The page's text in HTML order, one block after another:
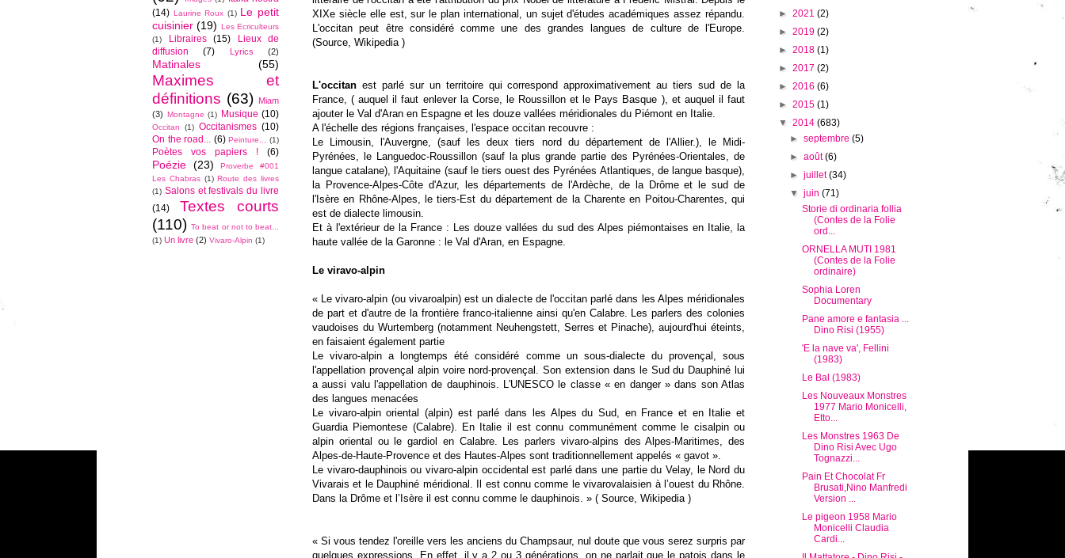
XIXe siècle elle est, sur le plan international, un sujet d'études académiques assez répandu.
L'occitan peut être considéré comme une des grandes langues de culture de l'Europe.
(Source, Wikipedia )
L'occitan est parlé sur un territoire qui correspond approximativement au tiers sud de la
France, ( auquel il faut enlever la Corse, le Roussillon et le Pays Basque ), et auquel il faut
ajouter le Val d'Aran en Espagne et les douze vallées méridionales du Piémont en Italie.
A l'échelle des régions françaises, l'espace occitan recouvre :
Le Limousin, l'Auvergne, (sauf les deux tiers nord du département de l'Allier.), le Midi-
Pyrénées, le Languedoc-Roussillon (sauf la plus grande partie des Pyrénées-Orientales, de
langue catalane), l'Aquitaine (sauf le tiers ouest des Pyrénées Atlantiques, de langue basque),
la Provence-Alpes-Côte d'Azur, les départements de l'Ardèche, de la Drôme et le sud de
l'Isère en Rhône-Alpes, le tiers-Est du département de la Charente en Poitou-Charentes, qui
est de dialecte limousin.
Et à l'extérieur de la France : Les douze vallées du sud des Alpes piémontaises en Italie, la
haute vallée de la Garonne : le Val d'Aran, en Espagne.
Le viravo-alpin
« Le vivaro-alpin (ou vivaroalpin) est un dialecte de l'occitan parlé dans les Alpes méridionales
de part et d'autre de la frontière franco-italienne ainsi qu'en Calabre. Les parlers des colonies
vaudoises du Wurtemberg (notamment Neuhengstett, Serres et Pinache), aujourd'hui éteints,
en faisaient également partie
Le vivaro-alpin a longtemps été considéré comme un sous-dialecte du provençal, sous
l'appellation provençal alpin voire nord-provençal. Son extension dans le Sud du Dauphiné lui
a aussi valu l'appellation de dauphinois. L'UNESCO le classe « en danger » dans son Atlas
des langues menacées
Le vivaro-alpin oriental (alpin) est parlé dans les Alpes du Sud, en France et en Italie et
Guardia Piemontese (Calabre). En Italie il est connu communément comme le cisalpin ou
alpin oriental ou le gardiol en Calabre. Les parlers vivaro-alpins des Alpes-Maritimes, des
Alpes-de-Haute-Provence et des Hautes-Alpes sont traditionnellement appelés « gavot ».
Le vivaro-dauphinois ou vivaro-alpin occidental est parlé dans une partie du Velay, le Nord du
Vivarais et le Dauphiné méridional. Il est connu comme le vivarovalaisien à l’ouest du Rhône.
Dans la Drôme et l’Isère il est connu comme le dauphinois. » ( Source, Wikipedia )
« Si vous tendez l'oreille vers les anciens du Champsaur, nul doute que vous serez surpris par
quelques expressions. En effet, il y a 2 ou 3 générations, on ne parlait que le patois dans le
(14) Laurine Roux (1) Le petit
cuisinier (19)
Les Ecriculteurs
(1)
Libraires (15)
Lieux de
diffusion
(7) Lyrics (2)
Matinales (55)
Maximes et
définitions (63)
Miam
(3)
Montagne (1) Musique (10)
Occitan (1) Occitanismes (10)
On the road... (6) Peinture... (1)
Poètes vos papiers ! (6)
Poézie (23)
Proverbe #001
Les Chabras (1) Route des livres
(1) Salons et festivals du livre
(14)
Textes courts
(110) To beat or not to beat...
(1) Un livre (2) Vivaro-Alpin (1)
► 2021 (2)
► 2019 (2)
► 2018 (1)
► 2017 (2)
► 2016 (6)
► 2015 (1)
▼ 2014 (683)
►septembre(5)
►août(6)
►juillet(34)
▼juin(71)
Storie di ordinaria follia
(Contes de la Folie
ord...
ORNELLA MUTI 1981
(Contes de la Folie
ordinaire)
Sophia Loren
Documentary
Pane amore e fantasia ...
Dino Risi (1955)
'E la nave va', Fellini
(1983)
Le Bal (1983)
Les Nouveaux Monstres
1977 Mario Monicelli,
Etto...
Les Monstres 1963 De
Dino Risi Avec Ugo
Tognazzi...
Pain Et Chocolat Fr
Brusati,Nino Manfredi
Version ...
Le pigeon 1958 Mario
Monicelli Claudia
Cardi...